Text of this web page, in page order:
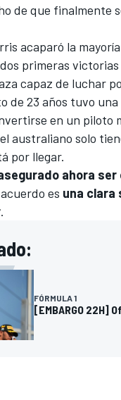
de que finalmente
acaparó la
primeras
capaz de luchar
de 23 años tuvo
en un piloto
australiano solo
por llegar.
ahora
es una clara
.
FÓRMULA 1
[EMBARGO 22H]